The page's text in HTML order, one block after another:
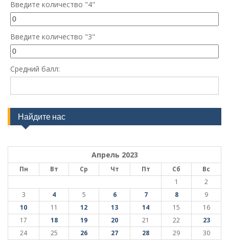
Введите количество "4"
Введите количество "3"
Средний балл:
Найдите нас
Апрель 2023
Пн Вт Ср Чт Пт Сб
Вс
1
2
3
4 5 6 7 8
9
10
11 12 13 14 15
16
17
18 19 20 21 22
23
24
25 26 27 28 29 30